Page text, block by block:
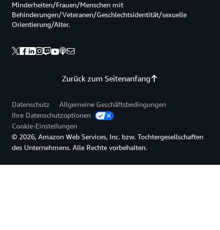
Zurück zum Seitenanfang
Minderheiten/Frauen/Menschen mit
Behinderungen/Veteranen/Geschlechtsidentität/sexuelle
Orientierung/Alter.
Datenschutz
Allgemeine Geschäftsbedingungen
Ihre Datenschutzoptionen
Cookie-Einstellungen
© 2026, Amazon Web Services, Inc. bzw. Tochtergesellschaften
des Unternehmens. Alle Rechte vorbehalten.